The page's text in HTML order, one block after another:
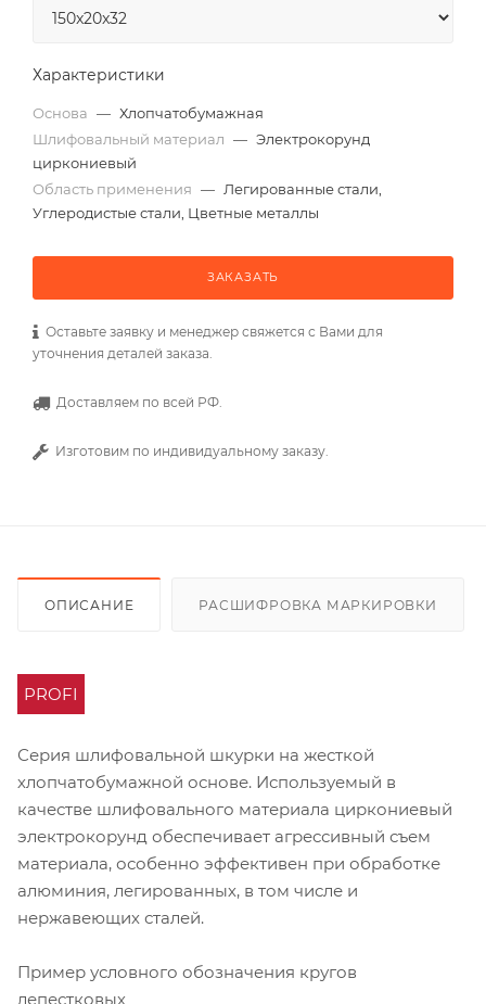
Характеристики
Основа — Хлопчатобумажная
Шлифовальный материал — Электрокорунд
циркониевый
Область применения — Легированные стали,
Углеродистые стали, Цветные металлы
ЗАКАЗАТЬ
Оставьте заявку и менеджер свяжется с Вами для
уточнения деталей заказа.
Доставляем по всей РФ.
Изготовим по индивидуальному заказу.
ОПИСАНИЕ РАСШИФРОВКА МАРКИРОВКИ
PROFI
Серия шлифовальной шкурки на жесткой
хлопчатобумажной основе. Используемый в
качестве шлифовального материала циркониевый
электрокорунд обеспечивает агрессивный съем
материала, особенно эффективен при обработке
алюминия, легированных, в том числе и
нержавеющих сталей.
Пример условного обозначения кругов
лепестковых